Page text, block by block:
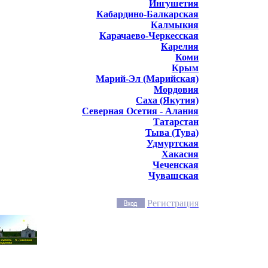
Ингушетия
Кабардино-Балкарская
Калмыкия
Карачаево-Черкесская
Карелия
Коми
Крым
Марий-Эл (Марийская)
Мордовия
Саха (Якутия)
Северная Осетия - Алания
Татарстан
Тыва (Тува)
Удмуртская
Хакасия
Чеченская
Чувашская
Регистрация